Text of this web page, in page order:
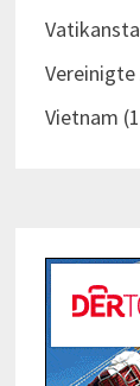
Vietnam